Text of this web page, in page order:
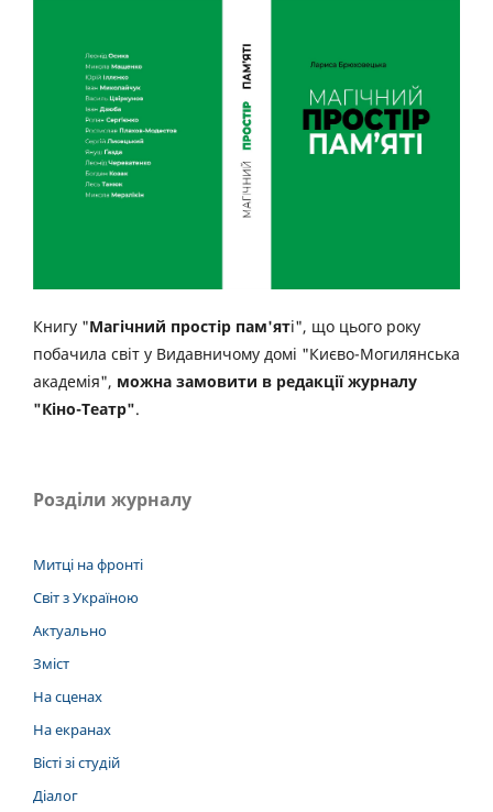
Книгу "Магічний простір пам'яті", що цього року
побачила світ у Видавничому домі "Києво-Могилянська
академія", можна замовити в редакції журналу
"Кіно-Театр".
Розділи журналу
Митці на фронті
Світ з Україною
Актуально
Зміст
На сценах
На екранах
Вісті зі студій
Діалог